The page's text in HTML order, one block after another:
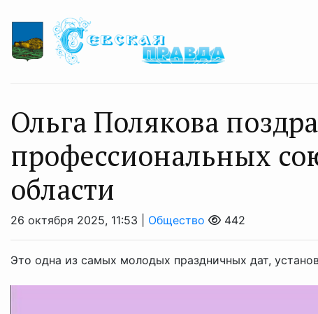
Ольга Полякова
профессиональных
области
26 октября 2025, 11:53 | Общество 442
Это одна из самых молодых праздничных дат,